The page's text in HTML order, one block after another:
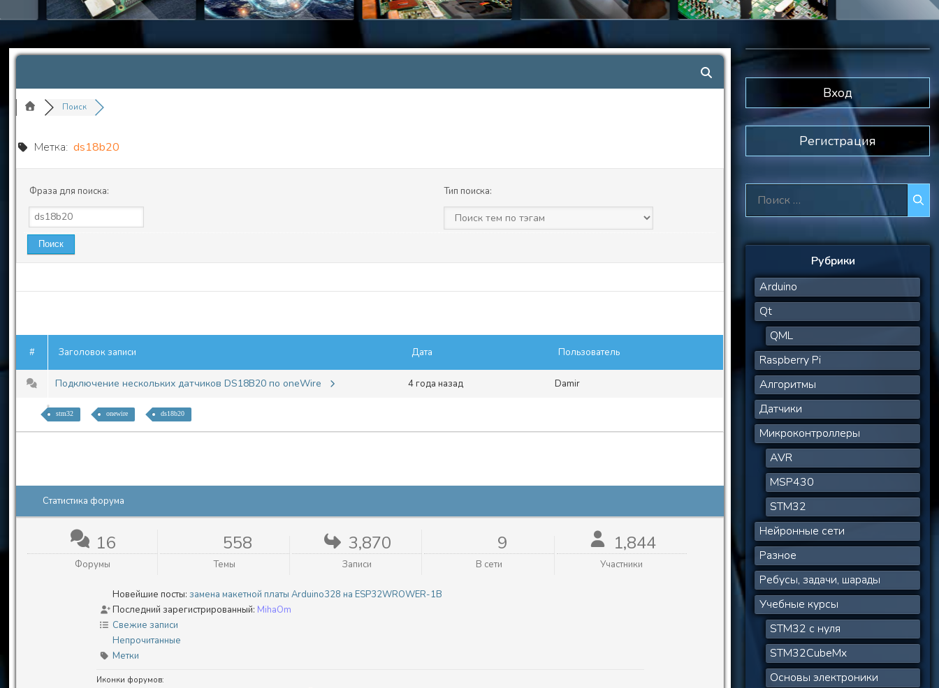
Поиск
Метка:ds18b20
Фраза для поиска: Тип поиска:
# Заголовок записи Дата Пользователь
Подключение нескольких датчиков DS18B20 по oneWire 4 года назад Damir
stm32 onewire ds18b20
Статистика форума
16
Форумы
558
Темы
3,870
Записи
9
В сети
1,844
Участники
Новейшие посты: замена макетной платы Arduino328 на ESP32WROWER-1B
Последний зарегистрированный: MihaOm
Свежие записи
Непрочитанные
Метки
Иконки форумов:
Вход
Регистрация
Поиск:
Рубрики
Arduino
Qt
QML
Raspberry Pi
Алгоритмы
Датчики
Микроконтроллеры
AVR
MSP430
STM32
Нейронные сети
Разное
Ребусы, задачи, шарады
Учебные курсы
STM32 с нуля
STM32CubeMx
Основы электроники